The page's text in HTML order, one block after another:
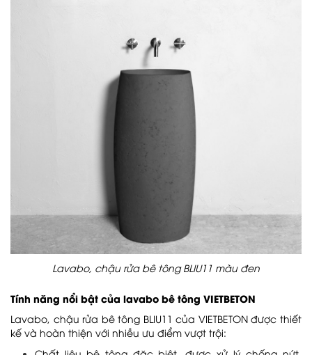
Lavabo, chậu rửa bê tông BLIU11 màu đen
Tính năng nổi bật của lavabo bê tông VIETBETON
Lavabo, chậu rửa bê tông BLIU11 của VIETBETON được thiết
kế và hoàn thiện với nhiều ưu điểm vượt trội: